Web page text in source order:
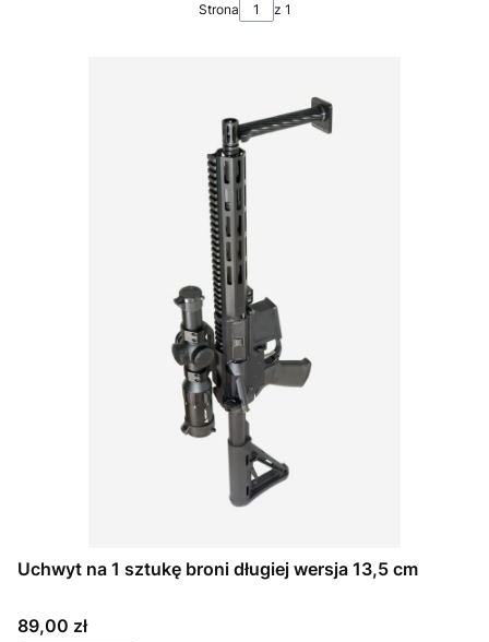
Strona z 1
Uchwyt na 1 sztukę broni długiej wersja 13,5 cm
Cena
89,00 zł